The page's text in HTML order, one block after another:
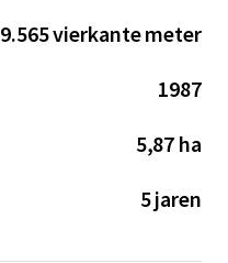
9.565 vierkante meter
1987
5,87 ha
5 jaren